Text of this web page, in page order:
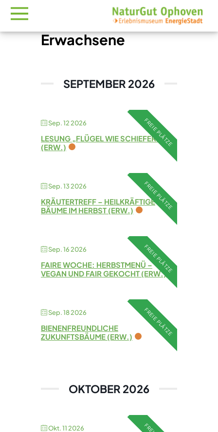
Erwachsene
SEPTEMBER 2026
Sep. 12 2026 FREIE PLÄTZE
LESUNG „FLÜGEL WIE SCHIEFER“
(ERW.)
Sep. 13 2026 FREIE PLÄTZE
KRÄUTERTREFF – HEILKRÄFTIGE
BÄUME IM HERBST (ERW.)
Sep. 16 2026 FREIE PLÄTZE
FAIRE WOCHE: HERBSTMENÜ –
VEGAN UND FAIR GEKOCHT (ERW.)
Sep. 18 2026 FREIE PLÄTZE
BIENENFREUNDLICHE
ZUKUNFTSBÄUME (ERW.)
OKTOBER 2026
Okt. 11 2026